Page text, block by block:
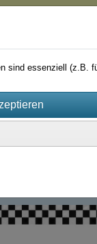
sind essenziell (z.B.